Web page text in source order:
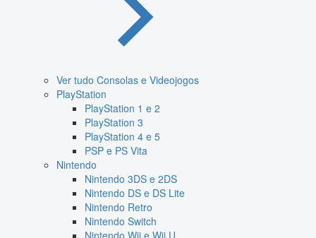
Ver tudo Consolas e Videojogos
PlayStation
PlayStation 1 e 2
PlayStation 3
PlayStation 4 e 5
PSP e PS Vita
Nintendo
Nintendo 3DS e 2DS
Nintendo DS e DS Lite
Nintendo Retro
Nintendo Switch